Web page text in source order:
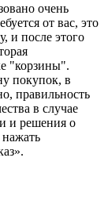
очень
от вас, это
и после этого
"корзины".
покупок, в
правильность
в случае
и решения о